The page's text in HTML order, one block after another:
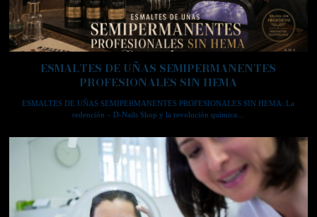
ESMALTES DE UÑAS SEMIPERMANENTES
PROFESIONALES SIN HEMA
ESMALTES DE UÑAS SEMIPERMANENTES PROFESIONALES SIN HEMA: La
redención – D-Nails Shop y la revolución química…